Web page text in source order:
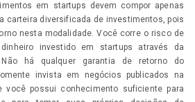
em startups devem compor apenas
carteira diversificada de investimentos, pois
nesta modalidade. Você corre o risco de
investido em startups através da
Não há qualquer garantia de retorno do
invista em negócios publicados na
você possui conhecimento suficiente para